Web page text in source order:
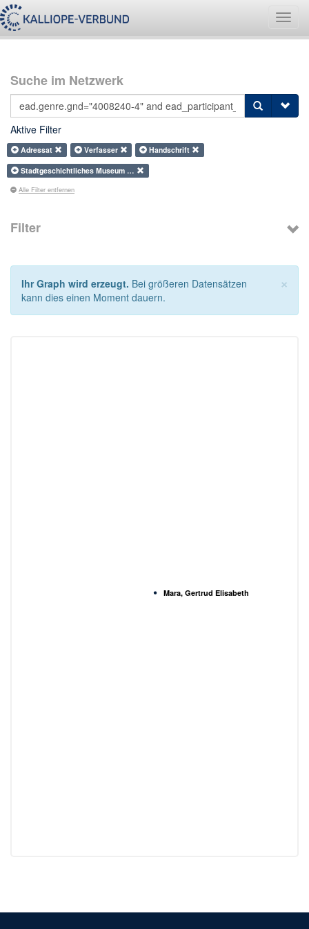
Suche im Netzwerk
Aktive Filter
Adressat Verfasser
Handschrift
Stadtgeschichtliches Museum …
Alle Filter entfernen
Filter
×
Ihr Graph wird erzeugt. Bei größeren Datensätzen
kann dies einen Moment dauern.
Mara, Gertrud Elisabeth